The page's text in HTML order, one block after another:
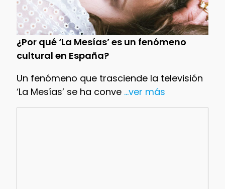
¿Por qué ‘La Mesías’ es un fenómeno
cultural en España?
Un fenómeno que trasciende la televisión
‘La Mesías’ se ha conve...ver más